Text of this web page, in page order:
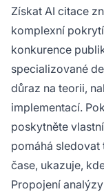
Získat AI citace
komplexní
konkurence
specializované
důraz na teorii,
implementací.
poskytněte
pomáhá
čase, ukazuje,
Propojení